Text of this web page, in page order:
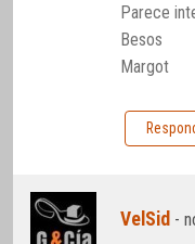
Parece
Besos
Margot
VelSid -